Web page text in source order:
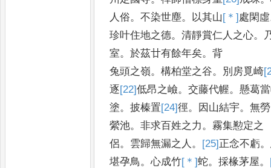
人俗。不染世塵。 以其山[＊]處閑虛
珍叶住地之德。清靜賞仁人之心。
室。於茲廿有餘年矣。背
兔頭之嶺。構柏堂之谷。 別房覓崎
逐[22]低昂之嶮。交藤代幄。懸葛
塗。披榛置[24]徑。 因山結宇。無
縈池。非求百姓之力 。 霧集懃定之
侶。 雲歸無漏之人 。 [25]正念不虧。
堪孕鳥 。心成竹[＊]蛇。採椽茅屋。